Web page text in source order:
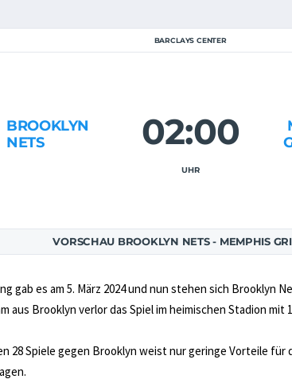
BARCLAYS CENTER
BROOKLYN
NETS
02:00
UHR
VORSCHAU BROOKLYN NETS - MEMPHIS
gab es am 5. März 2024 und nun stehen sich Brooklyn
aus Brooklyn verlor das Spiel im heimischen Stadion mit
28 Spiele gegen Brooklyn weist nur geringe Vorteile für